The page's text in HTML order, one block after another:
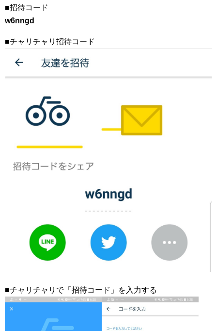
■招待コード
w6nngd
■チャリチャリ招待コード
■チャリチャリで「招待コード」を入力する